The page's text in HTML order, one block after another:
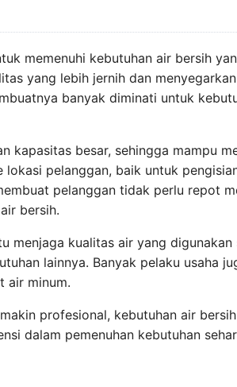
memenuhi kebutuhan air bersih
yang lebih jernih dan
banyak diminati untuk
kapasitas besar, sehingga mampu
pelanggan, baik untuk
pelanggan tidak perlu repot
bersih.
menjaga kualitas air yang
lainnya. Banyak pelaku usaha
air minum.
profesional, kebutuhan air
dalam pemenuhan kebutuhan